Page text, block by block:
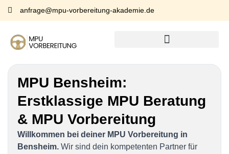
anfrage@mpu-vorbereitung-akademie.de
MPU Bensheim:
Erstklassige MPU Beratung
& MPU Vorbereitung
Willkommen bei deiner MPU Vorbereitung in
Bensheim. Wir sind dein kompetenten Partner für